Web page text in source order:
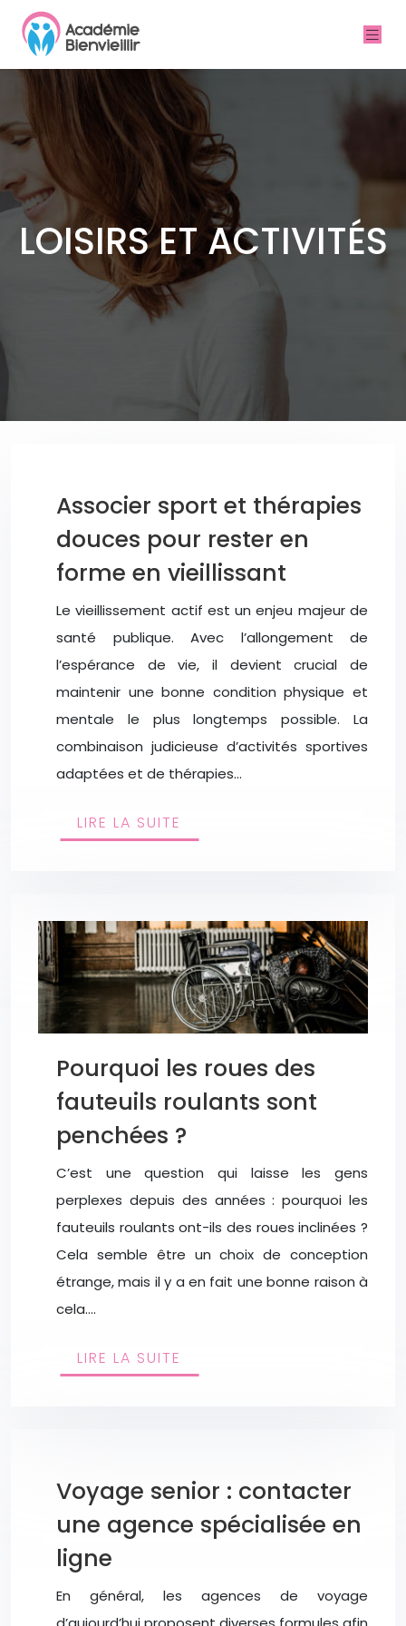
LOISIRS ET ACTIVITÉS
Associer sport et thérapies
douces pour rester en
forme en vieillissant
Le vieillissement actif est un enjeu majeur de
santé publique. Avec l’allongement de
l’espérance de vie, il devient crucial de
maintenir une bonne condition physique et
mentale le plus longtemps possible. La
combinaison judicieuse d’activités sportives
adaptées et de thérapies…
LIRE LA SUITE
Pourquoi les roues des
fauteuils roulants sont
penchées ?
C’est une question qui laisse les gens
perplexes depuis des années : pourquoi les
fauteuils roulants ont-ils des roues inclinées ?
Cela semble être un choix de conception
étrange, mais il y a en fait une bonne raison à
cela….
LIRE LA SUITE
Voyage senior : contacter
une agence spécialisée en
ligne
En général, les agences de voyage